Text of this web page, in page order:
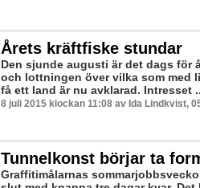
Årets kräftfiske stundar
Den sjunde augusti är det dags för
och lottningen över vilka som med
få ett land är nu avklarad. Intresset
8 juli 2015 klockan 11:08 av Ida Lindkvist,
Tunnelkonst börjar ta
Graffitimålarnas